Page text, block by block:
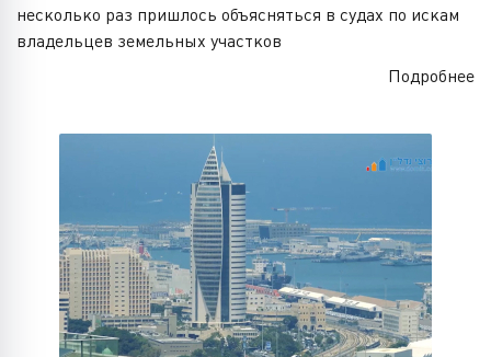
несколько раз пришлось объясняться в судах по искам
владельцев земельных участков
Подробнее